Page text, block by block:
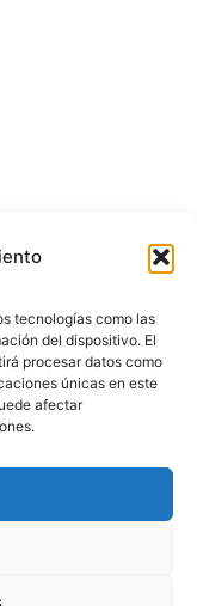
tecnologías como las
del dispositivo. El
procesar datos como
únicas en este
afectar